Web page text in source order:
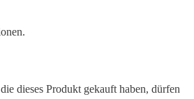
dieses Produkt gekauft haben, dürfen